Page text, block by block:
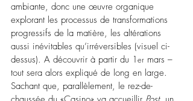
ambiante, donc une œuvre organique
explorant les processus de transformations
progressifs de la matière, les altérations
aussi inévitables qu’irréversibles (visuel ci-
dessus). A découvrir à partir du 1er mars –
tout sera alors expliqué de long en large.
Sachant que, parallèlement, le rez-de-